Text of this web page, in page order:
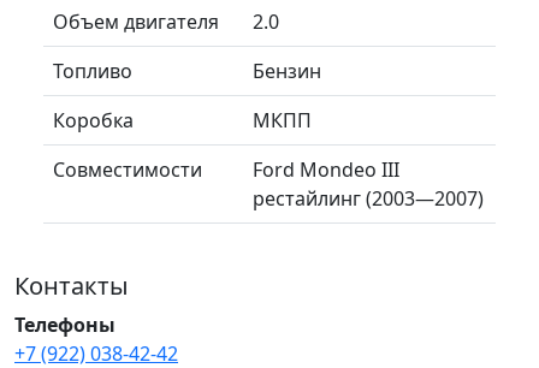
Объем двигателя
2.0
Топливо
Бензин
Коробка
МКПП
Совместимости
Ford Mondeo III
рестайлинг (2003—2007)
Контакты
Телефоны
+7 (922) 038-42-42